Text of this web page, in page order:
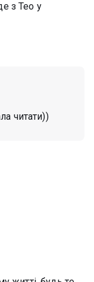
з Тео у
читати))